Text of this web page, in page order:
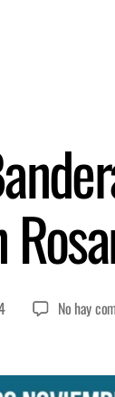
No hay